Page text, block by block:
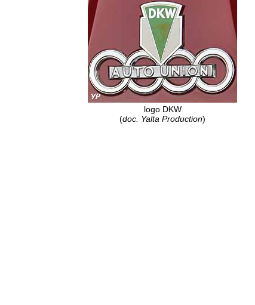
logo DKW
(doc. Yalta Production)